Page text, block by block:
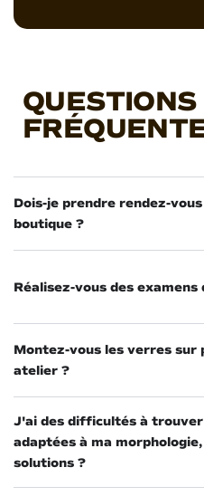
QUESTIONS
Dois-je prendre rendez-
boutique ?
Réalisez-vous des examens
Montez-vous les verres sur
atelier ?
J'ai des difficultés à
adaptées à ma
solutions ?